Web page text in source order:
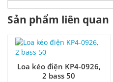
Sản phẩm liên quan
Loa kéo điện KP4-0926,
2 bass 50